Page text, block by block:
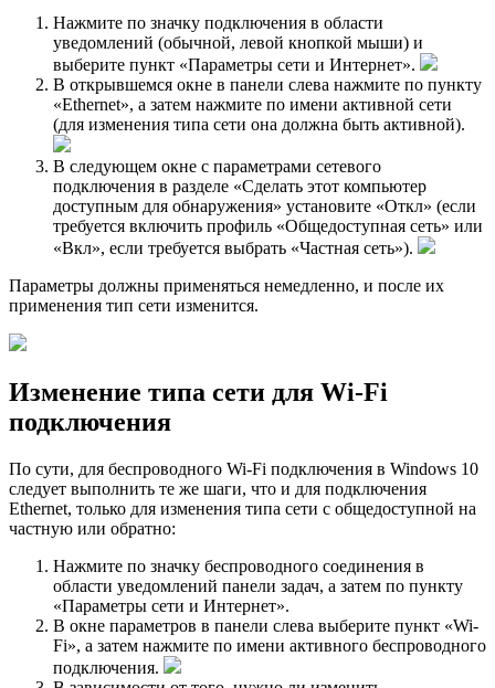
Нажмите по значку подключения в области
уведомлений (обычной, левой кнопкой мыши) и
выберите пункт «Параметры сети и Интернет».
В открывшемся окне в панели слева нажмите по пункту
«Ethernet», а затем нажмите по имени активной сети
(для изменения типа сети она должна быть активной).
В следующем окне с параметрами сетевого
подключения в разделе «Сделать этот компьютер
доступным для обнаружения» установите «Откл» (если
требуется включить профиль «Общедоступная сеть» или
«Вкл», если требуется выбрать «Частная сеть»).
Параметры должны применяться немедленно, и после их
применения тип сети изменится.
Изменение типа сети для Wi-Fi
подключения
По сути, для беспроводного Wi-Fi подключения в Windows 10
следует выполнить те же шаги, что и для подключения
Ethernet, только для изменения типа сети с общедоступной на
частную или обратно:
Нажмите по значку беспроводного соединения в
области уведомлений панели задач, а затем по пункту
«Параметры сети и Интернет».
В окне параметров в панели слева выберите пункт «Wi-
Fi», а затем нажмите по имени активного беспроводного
подключения.